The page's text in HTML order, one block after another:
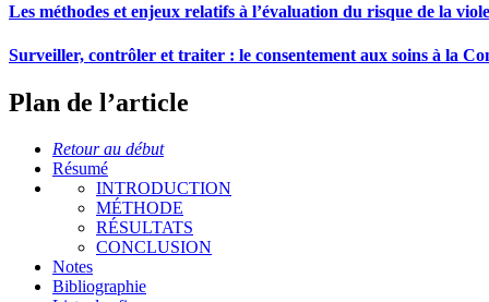
Les méthodes et enjeux relatifs à l’évaluation du risque de la
Surveiller, contrôler et traiter : le consentement aux soins à la
Plan de l’article
Retour au début
Résumé
INTRODUCTION
MÉTHODE
RÉSULTATS
CONCLUSION
Notes
Bibliographie